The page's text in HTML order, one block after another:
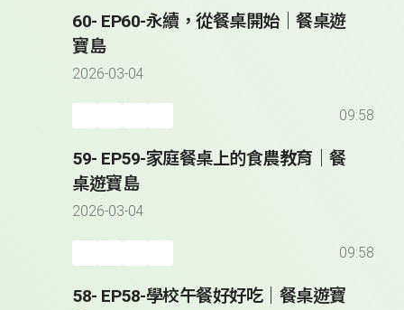
60- EP60-永續，從餐桌開始｜餐桌遊
寶島
2026-03-04
09:58
59- EP59-家庭餐桌上的食農教育｜餐
桌遊寶島
2026-03-04
09:58
58- EP58-學校午餐好好吃｜餐桌遊寶